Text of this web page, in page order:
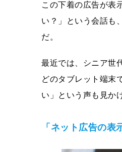
この下着の広告が表
い？」という会話も
だ。
最近では、シニア世
どのタブレット端末
い」という声も見か
「ネット広告の